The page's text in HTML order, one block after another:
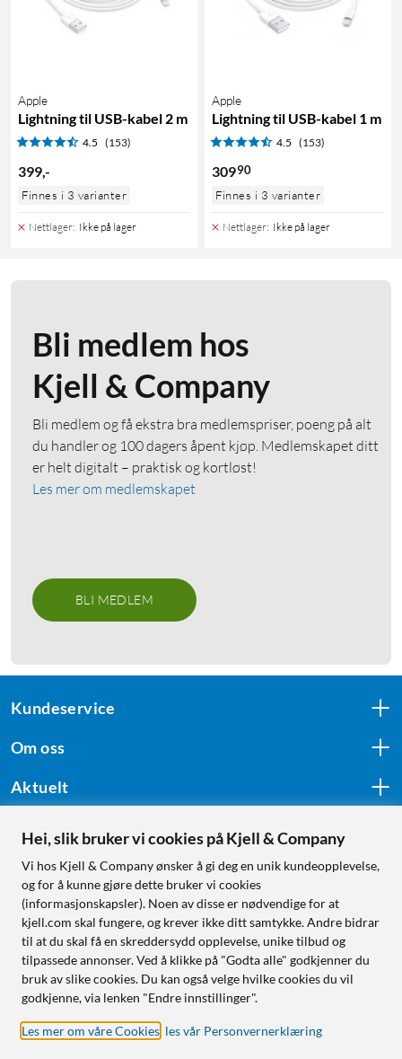
Apple
Lightning til USB-kabel 2 m
4.5 (153)
399,-
Finnes i 3 varianter
Nettlager: Ikke på lager
Apple
Lightning til USB-kabel 1 m
4.5 (153)
30990
Finnes i 3 varianter
Nettlager: Ikke på lager
Bli medlem hos
Kjell & Company
Bli medlem og få ekstra bra medlemspriser, poeng på alt
du handler og 100 dagers åpent kjøp. Medlemskapet ditt
er helt digitalt – praktisk og kortløst!
Les mer om medlemskapet
BLI MEDLEM
Kundeservice
Om oss
Aktuelt
Følg oss
Handle fra:
Sverige
Norge
Hei, slik bruker vi cookies på Kjell & Company
Vi hos Kjell & Company ønsker å gi deg en unik kundeopplevelse,
og for å kunne gjøre dette bruker vi cookies
(informasjonskapsler). Noen av disse er nødvendige for at
kjell.com skal fungere, og krever ikke ditt samtykke. Andre bidrar
til at du skal få en skreddersydd opplevelse, unike tilbud og
tilpassede annonser. Ved å klikke på "Godta alle" godkjenner du
bruk av slike cookies. Du kan også velge hvilke cookies du vil
godkjenne, via lenken "Endre innstillinger".
Les mer om våre Cookies les vår Personvernerklæring